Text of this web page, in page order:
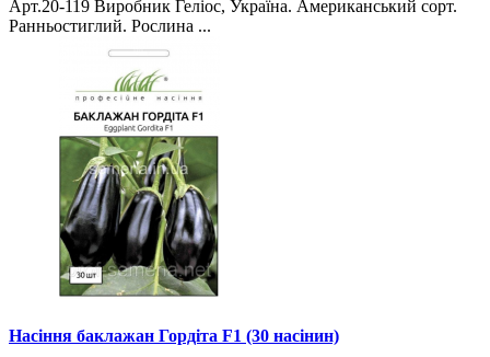
Арт.20-119 Виробник Геліос, Україна. Американський сорт.
Ранньостиглий. Рослина ...
Насіння баклажан Гордіта F1 (30 насінин)